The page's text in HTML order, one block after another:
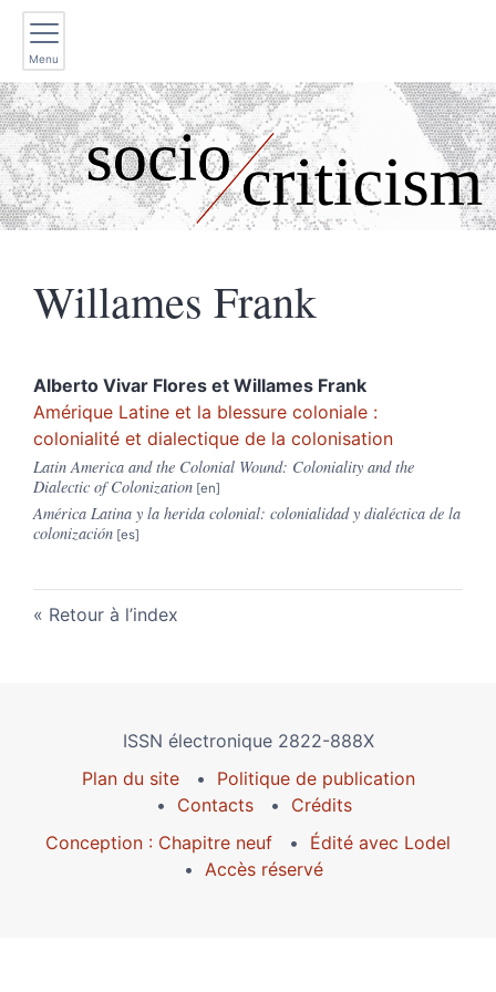
Menu
Willames Frank
Alberto Vivar Flores et Willames Frank
Amérique Latine et la blessure coloniale :
colonialité et dialectique de la colonisation
Latin America and the Colonial Wound: Coloniality and the
Dialectic of Colonization
América Latina y la herida colonial: colonialidad y dialéctica de la
colonización
Retour à l’index
ISSN électronique 2822-888X
Plan du site
Politique de publication
Contacts
Crédits
Conception : Chapitre neuf
Édité avec Lodel
Accès réservé